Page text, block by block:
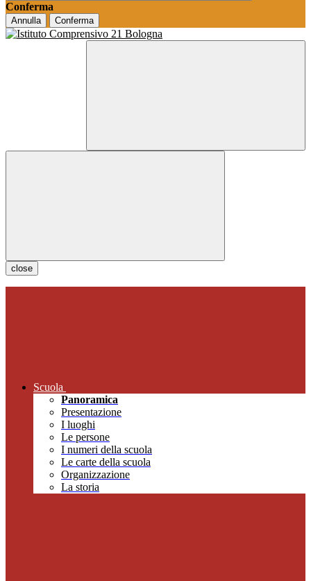
Conferma
Annulla Conferma
close
Scuola
Panoramica
Presentazione
I luoghi
Le persone
I numeri della scuola
Le carte della scuola
Organizzazione
La storia